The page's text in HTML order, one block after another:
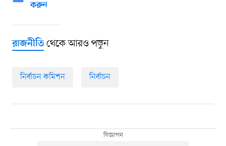
করুন
রাজনীতিথেকে আরও পড়ুন
নির্বাচন কমিশন নির্বাচন